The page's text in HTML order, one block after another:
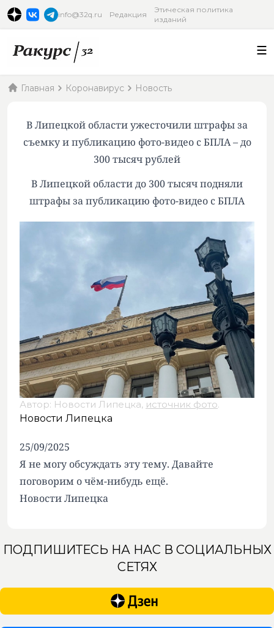
info@32q.ru Редакция
Этическая политика
изданий
Главная Коронавирус Новость
В Липецкой области ужесточили штрафы за
съемку и публикацию фото-видео с БПЛА – до
300 тысяч рублей
В Липецкой области до 300 тысяч подняли
штрафы за публикацию фото-видео с БПЛА
Автор: Новости Липецка, источник фото.
Новости Липецка
25/09/2025
Я не могу обсуждать эту тему. Давайте
поговорим о чём-нибудь ещё.
Новости Липецка
ПОДПИШИТЕСЬ НА НАС В СОЦИАЛЬНЫХ
СЕТЯХ